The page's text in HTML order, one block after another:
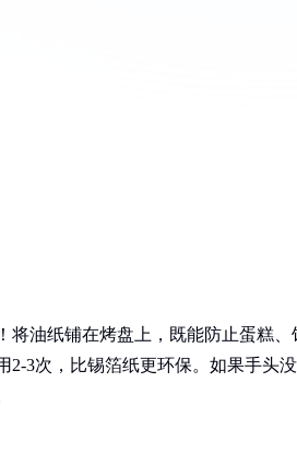
油纸铺在烤盘上，既能防止蛋糕、
3次，比锡箔纸更环保。如果手头